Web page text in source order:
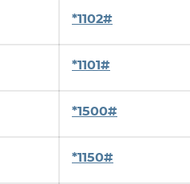
*1102#
*1101#
*1500#
*1150#